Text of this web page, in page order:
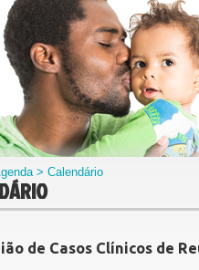
> Calendário
de Casos Clínicos de